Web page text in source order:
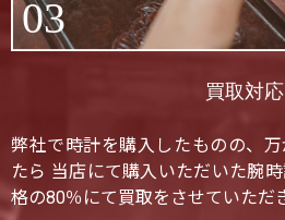
03
買取対応
弊社で時計を購入したものの、
たら 当店にて購入いただいた腕
格の80％にて買取をさせていただ